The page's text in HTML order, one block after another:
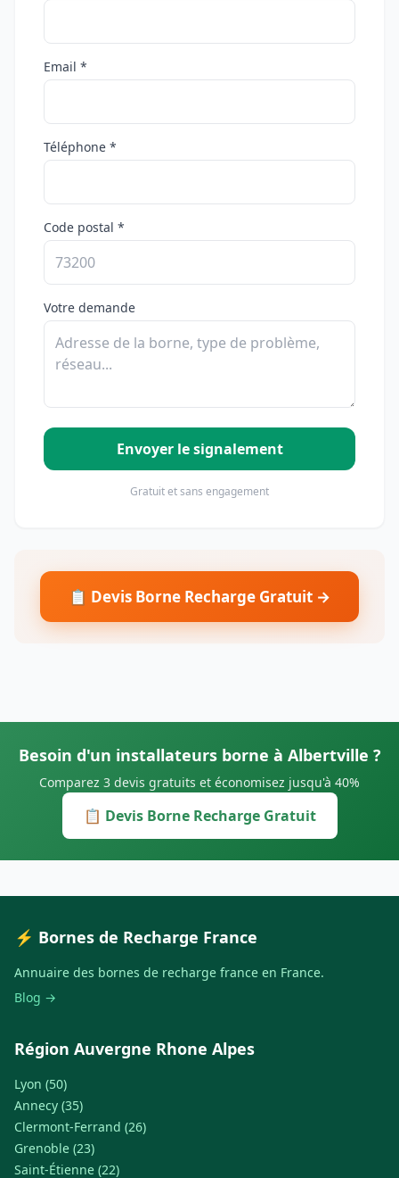
Email *
Téléphone *
Code postal *
Votre demande
Envoyer le signalement
Gratuit et sans engagement
📋 Devis Borne Recharge Gratuit →
Besoin d'un installateurs borne à Albertville ?
Comparez 3 devis gratuits et économisez jusqu'à 40%
📋 Devis Borne Recharge Gratuit
⚡ Bornes de Recharge France
Annuaire des bornes de recharge france en France.
Blog →
Région Auvergne Rhone Alpes
Lyon (50)
Annecy (35)
Clermont-Ferrand (26)
Grenoble (23)
Saint-Étienne (22)